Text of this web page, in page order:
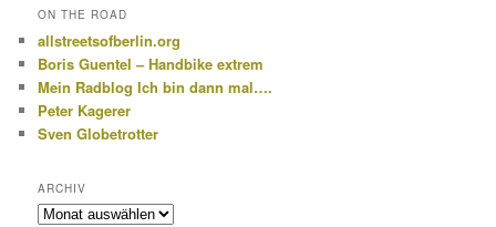
ON THE ROAD
allstreetsofberlin.org
Boris Guentel – Handbike extrem
Mein Radblog Ich bin dann mal….
Peter Kagerer
Sven Globetrotter
ARCHIV
Archiv